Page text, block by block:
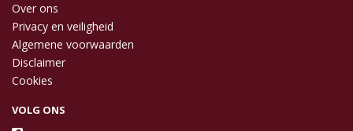
Over ons
Privacy en veiligheid
Algemene voorwaarden
Disclaimer
Cookies
VOLG ONS